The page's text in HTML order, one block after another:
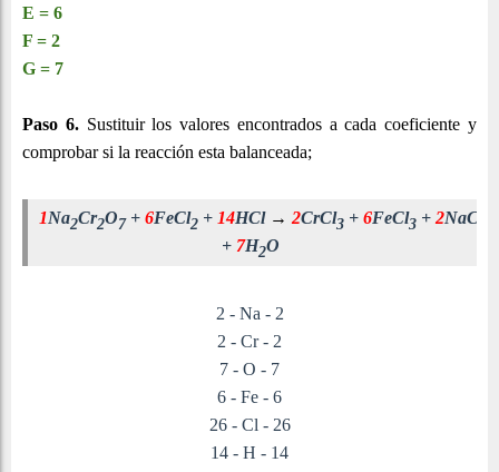
E = 6
F = 2
G = 7
Paso 6.Sustituir los valores encontrados a cada coeficiente y
comprobar si la reacción esta balanceada;
1Na2Cr2O7+ 6FeCl2 + 14HCl → 2CrCl3 + 6FeCl3 + 2NaCl
+ 7H2O
2 - Na - 2
2 - Cr - 2
7 - O - 7
6 - Fe - 6
26 - Cl - 26
14 - H - 14